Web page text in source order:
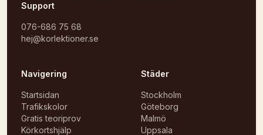
Support
076-686 75 68
hej@korlektioner.se
Navigering
Startsidan
Trafikskolor
Gratis teoriprov
Körkortshjälp
Städer
Stockholm
Göteborg
Malmö
Uppsala